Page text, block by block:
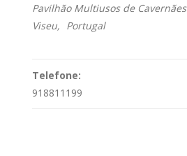
Pavilhão Multiusos de Cavernães
Viseu, Portugal
Telefone:
918811199